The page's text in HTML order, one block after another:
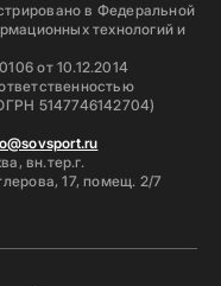
в Федеральной
технологий и
от 10.12.2014
5147746142704)
вн.тер.г.
17, помещ. 2/7